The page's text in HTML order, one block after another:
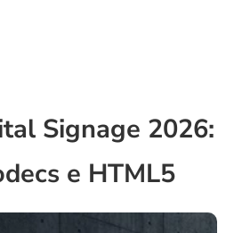
Signage 2026:
e HTML5